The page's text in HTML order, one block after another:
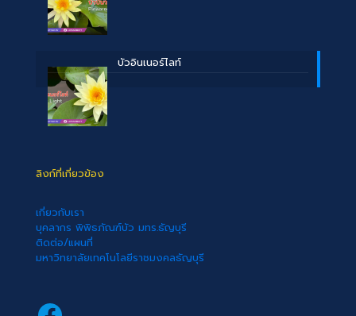
บัวอินเนอร์ไลท์
ลิงก์ที่เกี่ยวข้อง
เกี่ยวกับเรา
บุคลากร พิพิธภัณฑ์บัว มทร.ธัญบุรี
ติดต่อ/แผนที่
มหาวิทยาลัยเทคโนโลยีราชมงคลธัญบุรี